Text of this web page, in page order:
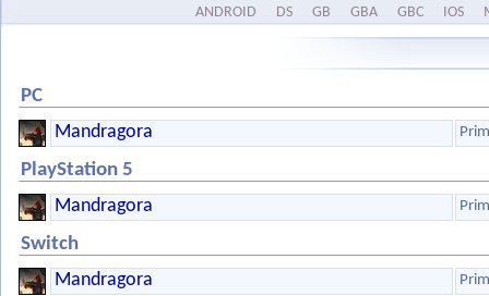
ANDROID
DS GB GBA GBC IOS
PC
Mandragora
PlayStation 5
Mandragora
Switch
Mandragora